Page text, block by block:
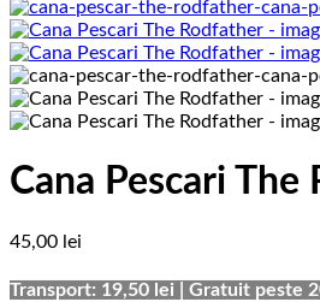
Cana Pescari The
45,00 lei
Transport: 19,50 lei | Gratuit peste